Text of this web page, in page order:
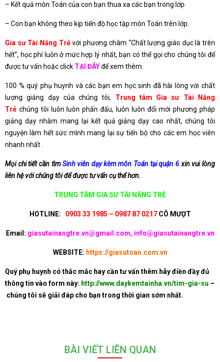
– Kết quả môn Toán của con bạn thua xa các bạn trong lớp.
– Con bạn không theo kịp tiến độ học tập môn Toán trên lớp.
Gia sư Tài Năng Trẻvới phương châm “Chất lượng giáo dục là trên
hết”, học phí luôn ở mức hợp lý nhất, bạn có thể gọi cho chúng tôi để
được tư vấn hoặc click TẠI ĐÂYđể xem thêm.
100 % quý phụ huynh và các bạn em học sinh đã hài lòng với chất
lượng giảng dạy của chúng tôi, Trung tâm Gia sư Tài Năng
Trẻ chúng tôi luôn luôn phấn đấu, luôn luôn đổi mới phương pháp
giảng dạy nhằm mang lại kết quả giảng dạy cao nhất, chúng tôi
nguyện làm hết sức mình mang lại sự tiến bộ cho các em học viên
nhanh nhất .
Mọi chi tiết cần tìmSinh viên dạy kèm môn Toán tại quận 6xin vui lòng
liên hệ với chúng tôi để được tư vấn cụ thể hơn.
TRUNG TÂM GIA SƯ TÀI NĂNG TRẺ
HOTLINE: 0903 33 1985 – 0987 87 0217 CÔ MƯỢT
Email: giasutainangtre.vn@gmail.com, info@giasutainangtre.vn
WEBSITE: https://giasutoan.com.vn
Quý phụ huynh có thắc mắc hay cần tư vấn thêm hãy điền đầy đủ
thông tin vào form này: http://www.daykemtainha.vn/tim-gia-su –
chúng tôi sẽ giải đáp cho bạn trong thời gian sớm nhất.
BÀI VIẾT LIÊN QUAN